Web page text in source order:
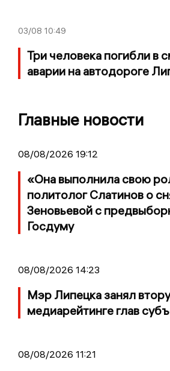
03/08 10:49
Три человека погибли в
аварии на автодороге
Главные новости
08/08/2026 19:12
«Она выполнила свою
политолог Слатинов о
Зеновьевой с
Госдуму
08/08/2026 14:23
Мэр Липецка занял
медиарейтинге глав
08/08/2026 11:21